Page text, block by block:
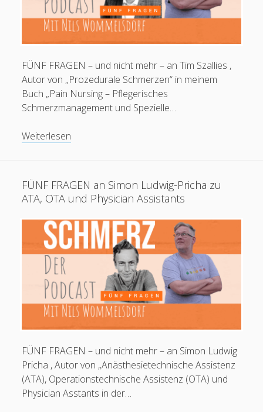
Alles zur Palliative Care
Kontakt / Impressum
facebookinstagramlinkedinyoutubeemailsocial_icon_custom_1
Krankenpfleger
European Diploma in Pain Nursing (EFIC)
Pflegefachperson für Spezielle Schmerzpflege / Pain
Nurse Plus m. Ausz. (Dt. Schmerzges.)
Pflegefachperson p-e-ac® Ohrakupunktur
Mitgliedschaften
FÜNF FRAGEN – und nicht mehr – an Tim Szallies ,
Autor von „Prozedurale Schmerzen“ in meinem
Buch „Pain Nursing – Pflegerisches
Schmerzmanagement und Spezielle…
Weiterlesen
Szallies
zu
prozeduralen
Schmerzen
FÜNF FRAGEN an Simon Ludwig-Pricha zu
ATA, OTA und Physician Assistants
FÜNF FRAGEN – und nicht mehr – an Simon Ludwig
Pricha , Autor von „Anästhesietechnische Assistenz
(ATA), Operationstechnische Assistenz (OTA) und
Physician Asstants in der…